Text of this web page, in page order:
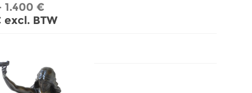
1.400 €
excl. BTW